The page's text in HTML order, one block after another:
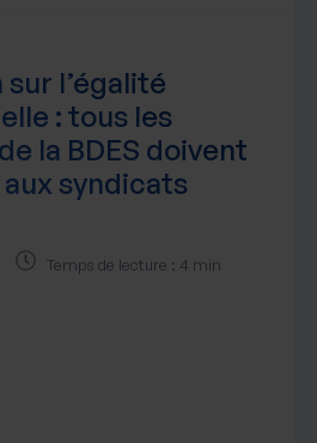
l’égalité
: tous les
la BDES doivent
syndicats
Temps de lecture : 4 min